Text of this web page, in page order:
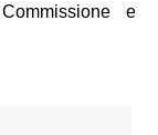
e